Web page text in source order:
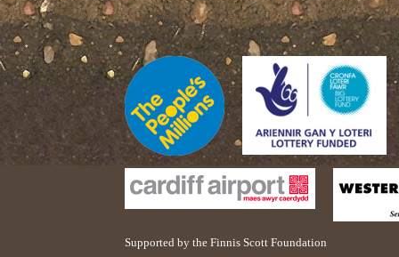
Supported by the Finnis Scott Foundation